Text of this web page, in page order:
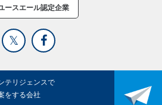
ースエール認定企業
テリジェンスで
をする会社